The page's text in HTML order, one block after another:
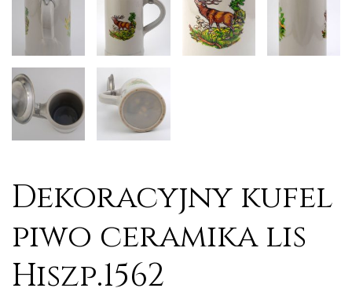
Dekoracyjny kufel
piwo ceramika lis
Hiszp.1562